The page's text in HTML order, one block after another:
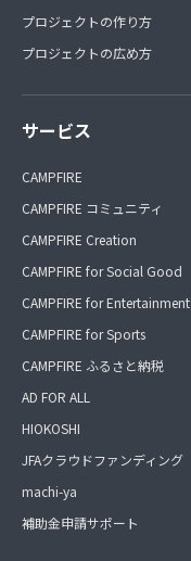
プロジェクトの作り方
プロジェクトの広め方
サービス
CAMPFIRE
CAMPFIRE コミュニティ
CAMPFIRE Creation
CAMPFIRE for Social Good
CAMPFIRE for Entertainment
CAMPFIRE for Sports
CAMPFIRE ふるさと納税
AD FOR ALL
HIOKOSHI
JFAクラウドファンディング
machi-ya
補助金申請サポート